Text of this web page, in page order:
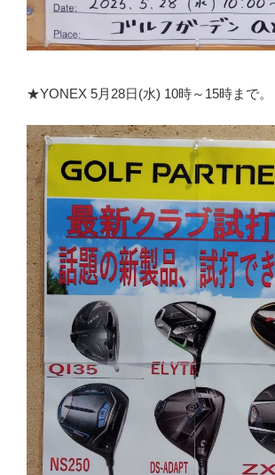
★YONEX 5月28日(水) 10時～15時まで。